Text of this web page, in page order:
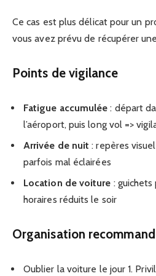
Ce cas est plus délicat pour un
vous avez prévu de récupérer
Points de vigilance
Fatigue accumulée : départ
l’aéroport, puis long vol =>
Arrivée de nuit : repères
parfois mal éclairées
Location de voiture :
horaires réduits le soir
Organisation
Oublier la voiture le jour 1.